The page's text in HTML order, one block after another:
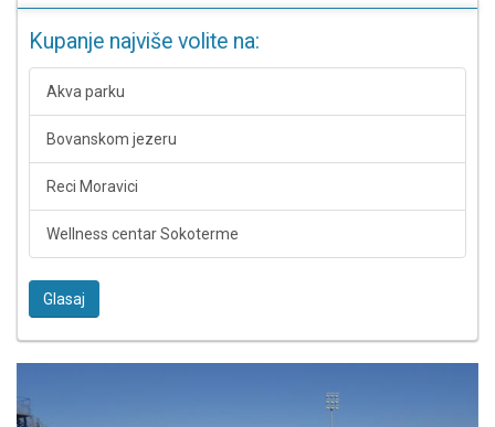
Kupanje najviše volite na:
Akva parku
Bovanskom jezeru
Reci Moravici
Wellness centar Sokoterme
Glasaj